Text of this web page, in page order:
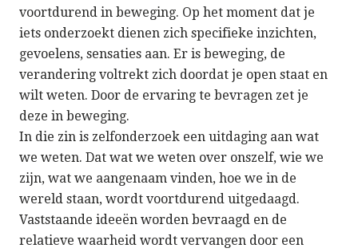
voortdurend in beweging. Op het moment dat je
iets onderzoekt dienen zich specifieke inzichten,
gevoelens, sensaties aan. Er is beweging, de
verandering voltrekt zich doordat je open staat en
wilt weten. Door de ervaring te bevragen zet je
deze in beweging.
In die zin is zelfonderzoek een uitdaging aan wat
we weten. Dat wat we weten over onszelf, wie we
zijn, wat we aangenaam vinden, hoe we in de
wereld staan, wordt voortdurend uitgedaagd.
Vaststaande ideeën worden bevraagd en de
relatieve waarheid wordt vervangen door een